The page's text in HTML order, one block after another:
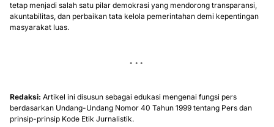
tetap menjadi salah satu pilar demokrasi yang mendorong transparansi,
akuntabilitas, dan perbaikan tata kelola pemerintahan demi kepentingan
masyarakat luas.
Redaksi: Artikel ini disusun sebagai edukasi mengenai fungsi pers
berdasarkan Undang-Undang Nomor 40 Tahun 1999 tentang Pers dan
prinsip-prinsip Kode Etik Jurnalistik.